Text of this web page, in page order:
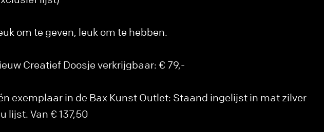
om te geven, leuk om te hebben.
Creatief Doosje verkrijgbaar: € 79,-
exemplaar in de Bax Kunst Outlet: Staand ingelijst in mat zilver
lijst. Van € 137,50